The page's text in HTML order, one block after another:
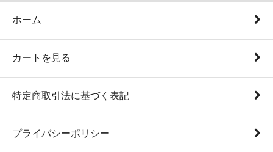
ホーム
カートを見る
特定商取引法に基づく表記
プライバシーポリシー